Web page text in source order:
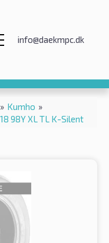
info@daekmpc.dk
» Kumho »
98Y XL TL K-Silent